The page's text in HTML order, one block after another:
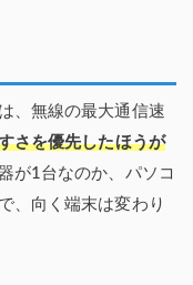
、無線の最大通信速
さを優先したほうが
が1台なのか、パソコ
、向く端末は変わり